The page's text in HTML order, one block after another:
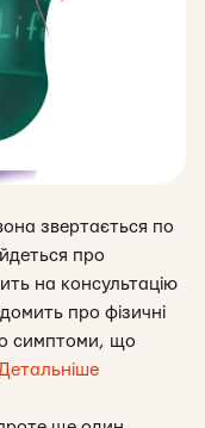
звертається по
про
на консультацію
про фізичні
симптоми, що